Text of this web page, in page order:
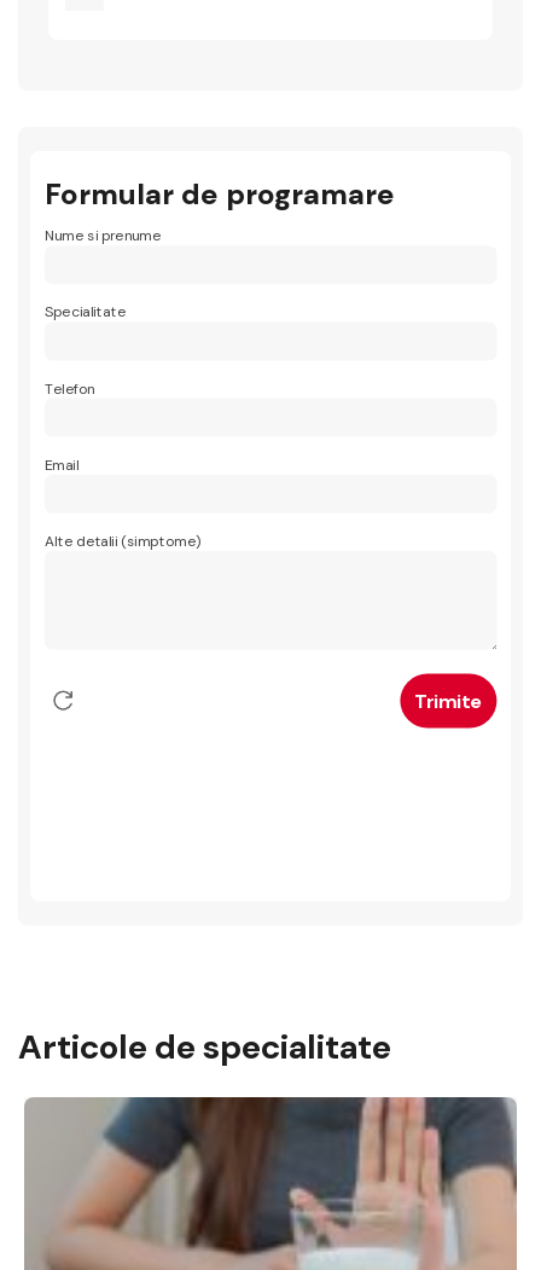
Formular de programare
Nume si prenume
Specialitate
Telefon
Email
Alte detalii (simptome)
Articole de specialitate